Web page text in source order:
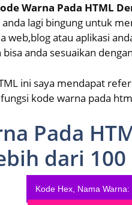
Warna Pada HTML
lagi bingung untuk
web,blog atau aplikasi
anda sesuaikan
ini saya mendapat
kode warna pada
Pada
dari
Kode Hex, Nama Warna: